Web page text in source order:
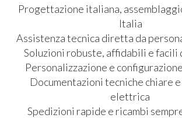
Progettazione italiana,
Italia
Assistenza tecnica diretta da
Soluzioni robuste, affidabili e facili
Personalizzazione e
Documentazioni tecniche chiare
elettrica
Spedizioni rapide e ricambi